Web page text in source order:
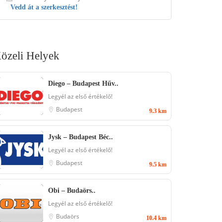
Vedd át a szerkesztést!
Helyek
Diego – Budapest Hűv..
Legyél az első értékelő!
Budapest
9.3 km
Jysk – Budapest Béc..
Legyél az első értékelő!
Budapest
9.5 km
Obi – Budaörs..
Legyél az első értékelő!
Budaörs
10.4 km